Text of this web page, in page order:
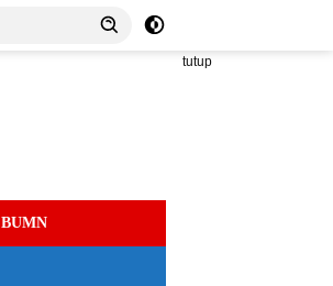
tutup
BUMN